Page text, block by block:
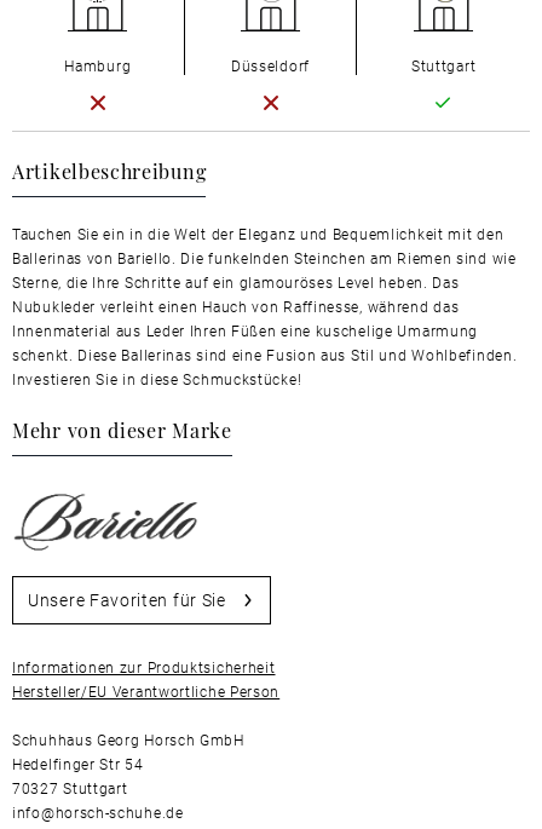
Artikelbeschreibung
Tauchen Sie ein in die Welt der Eleganz und Bequemlichkeit mit den
Ballerinas von Bariello. Die funkelnden Steinchen am Riemen sind wie
Sterne, die Ihre Schritte auf ein glamouröses Level heben. Das
Nubukleder verleiht einen Hauch von Raffinesse, während das
Innenmaterial aus Leder Ihren Füßen eine kuschelige Umarmung
schenkt. Diese Ballerinas sind eine Fusion aus Stil und Wohlbefinden.
Investieren Sie in diese Schmuckstücke!
Mehr von dieser Marke
Unsere Favoriten für Sie
Informationen zur Produktsicherheit
Hersteller/EU Verantwortliche Person
Schuhhaus Georg Horsch GmbH
Hedelfinger Str 54
70327 Stuttgart
info@horsch-schuhe.de
Hamburg Düsseldorf Stuttgart